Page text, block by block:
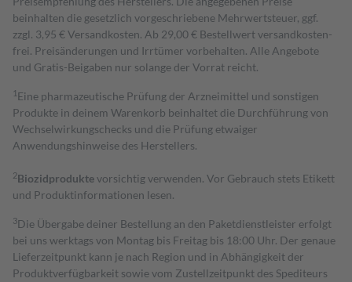
beinhalten die gesetzlich vorgeschriebene Mehrwertsteuer, ggf.
zzgl. 3,95 € Versandkosten. Ab 29,00 € Bestell­wert versand­kosten­
frei. Preisänderungen und Irrtümer vorbehalten. Alle Angebote
und Gratis-Beigaben nur solange der Vorrat reicht.
1 Eine pharmazeutische Prüfung der Arzneimittel und sonstigen
Produkte in deinem Warenkorb beinhaltet die Durchführung von
Wechselwirkungschecks und die Prüfung etwaiger
Anwendungshinweise des Herstellers.
2Biozidproduktevorsichtig verwenden. Vor Gebrauch stets Etikett
und Produktinformationen lesen.
3Die Übergabe deiner Bestellung an den Paketdienstleister erfolgt
bei uns werktags von Montag bis Freitag bis 18:00 Uhr. Der genaue
Lieferzeitpunkt kann je nach Region und in Abhängigkeit der
Produktverfügbarkeit sowie vom Zustellzeitpunkt des Spediteurs